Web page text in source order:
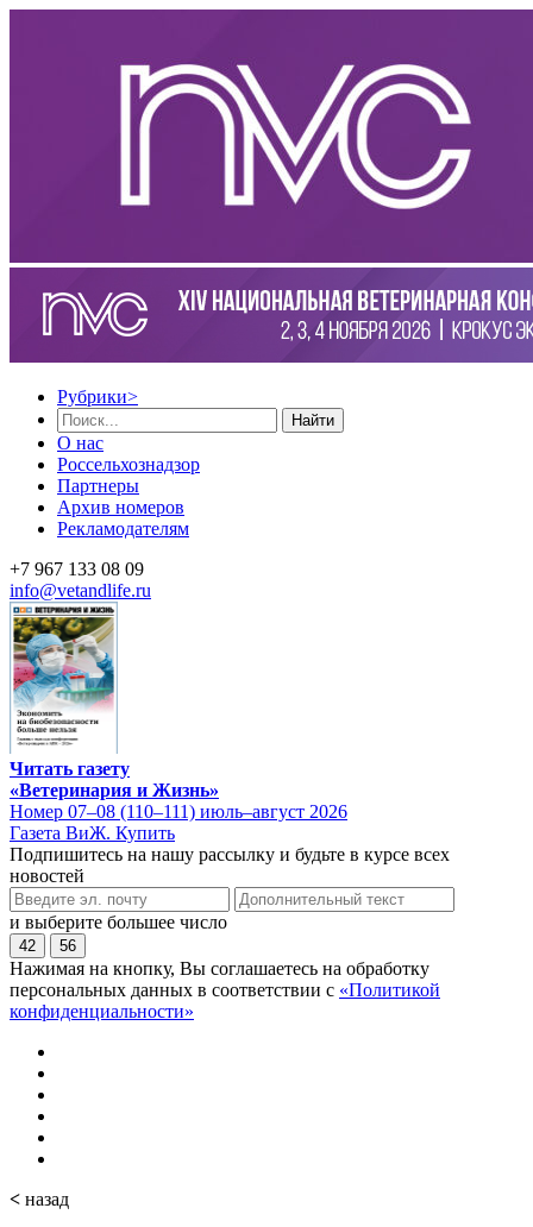
Рубрики>
Найти
О нас
Россельхознадзор
Партнеры
Архив номеров
Рекламодателям
+7 967 133 08 09
info@vetandlife.ru
Читать газету
«Ветеринария и Жизнь»
Номер 07–08 (110–111) июль–август 2026
Газета ВиЖ. Купить
Подпишитесь на нашу рассылку и будьте в курсе всех
новостей
и выберите большее число
42 56
Нажимая на кнопку, Вы соглашаетесь на обработку
персональных данных в соответствии с «Политикой
конфиденциальности»
< назад